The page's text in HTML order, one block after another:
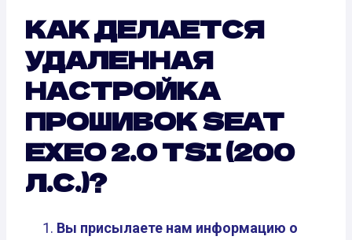
КАК ДЕЛАЕТСЯ
УДАЛЕННАЯ
НАСТРОЙКА
ПРОШИВОК SEAT
EXEO 2.0 TSI (200
Л.С.)?
Вы присылаете нам информацию о